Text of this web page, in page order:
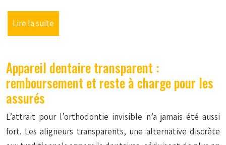
Lire la suite
Appareil dentaire transparent :
remboursement et reste à charge pour les
assurés
L’attrait pour l’orthodontie invisible n’a jamais été aussi
fort. Les aligneurs transparents, une alternative discrète